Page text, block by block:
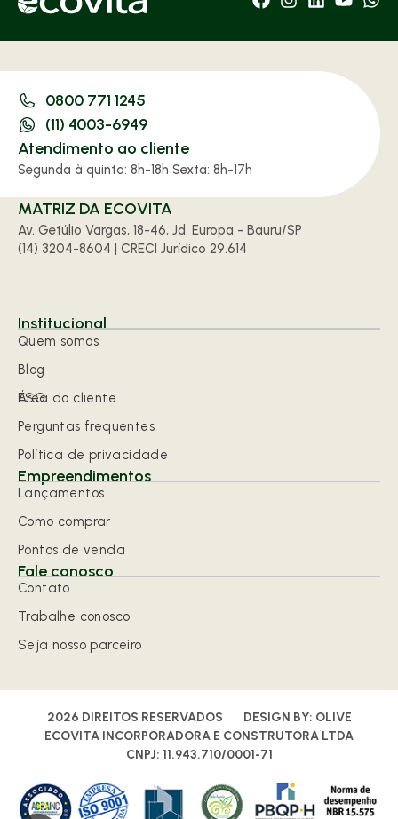
0800 771 1245
(11) 4003-6949
Atendimento ao cliente
Segunda à quinta: 8h-18h Sexta: 8h-17h
MATRIZ DA ECOVITA
Av. Getúlio Vargas, 18-46, Jd. Europa - Bauru/SP
(14) 3204-8604 | CRECI Jurídico 29.614
Institucional
Quem somos
Blog
ESG
Área do cliente
Perguntas frequentes
Política de privacidade
Empreendimentos
Lançamentos
Como comprar
Pontos de venda
Fale conosco
Contato
Trabalhe conosco
Seja nosso parceiro
2026 DIREITOS RESERVADOS DESIGN BY: OLIVE
ECOVITA INCORPORADORA E CONSTRUTORA LTDA
CNPJ: 11.943.710/0001-71